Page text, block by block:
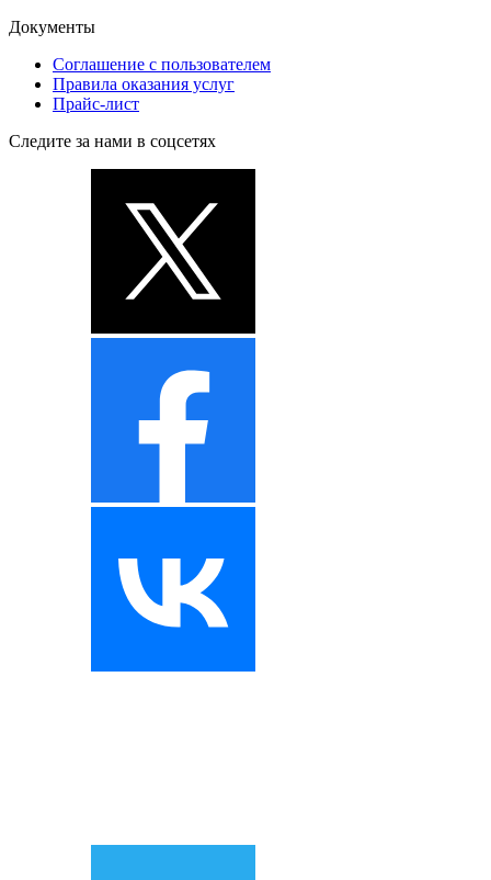
Документы
Соглашение с пользователем
Правила оказания услуг
Прайс-лист
Следите за нами в соцсетях